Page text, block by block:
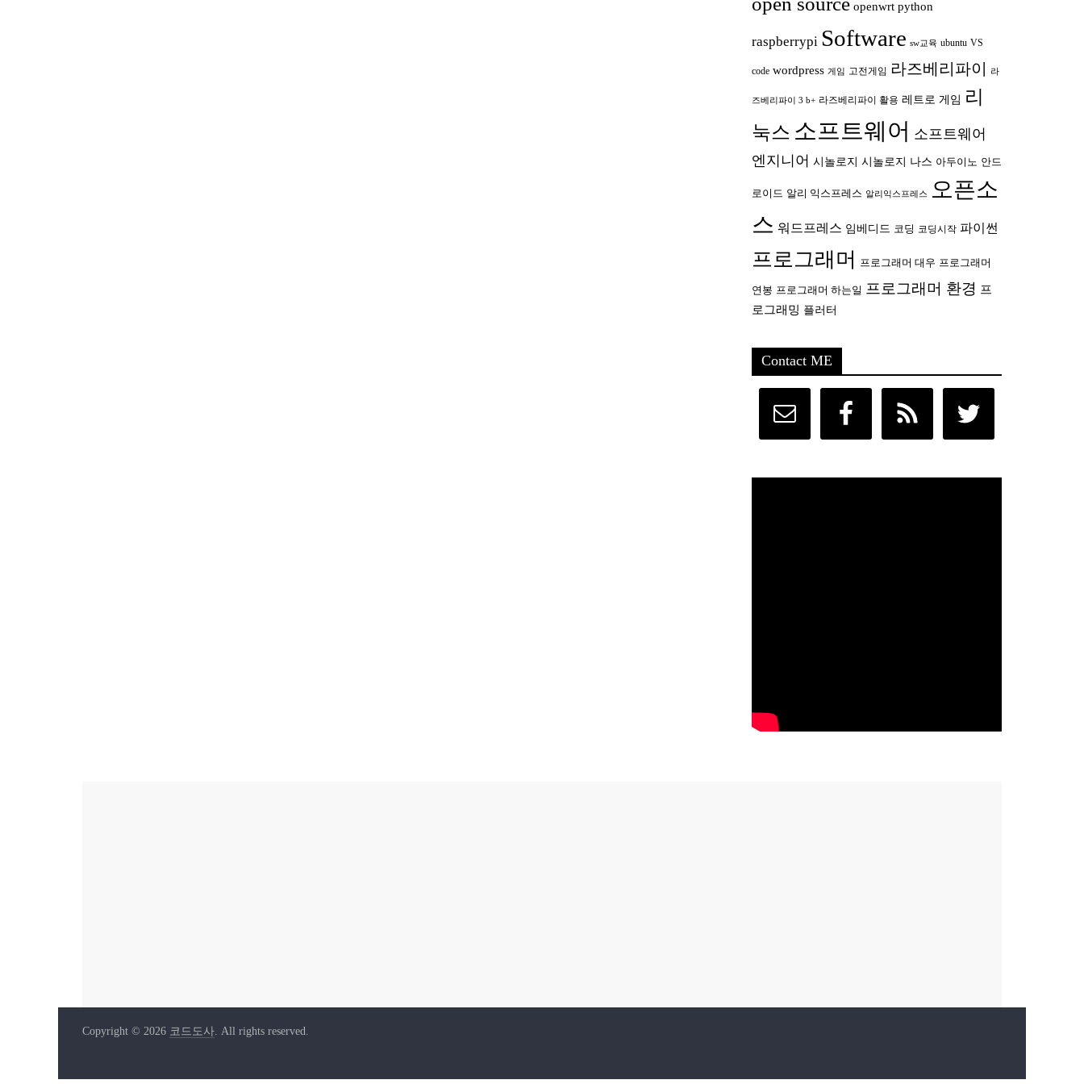
openwrt python
raspberrypi Software sw교육 ubuntu VS
code wordpress 게임 고전게임 라즈베리파이 라
즈베리파이 3 b+ 라즈베리파이 활용 레트로 게임 리
눅스 소프트웨어 소프트웨어
엔지니어 시놀로지 시놀로지 나스 아두이노 안드
로이드 알리 익스프레스 알리익스프레스
오픈소
스 워드프레스 임베디드 코딩 코딩시작 파이썬
프로그래머 프로그래머 대우 프로그래머
연봉 프로그래머 하는일 프로그래머 환경 프
로그래밍 플러터
Contact ME
Copyright © 2026 코드도사. All rights reserved.